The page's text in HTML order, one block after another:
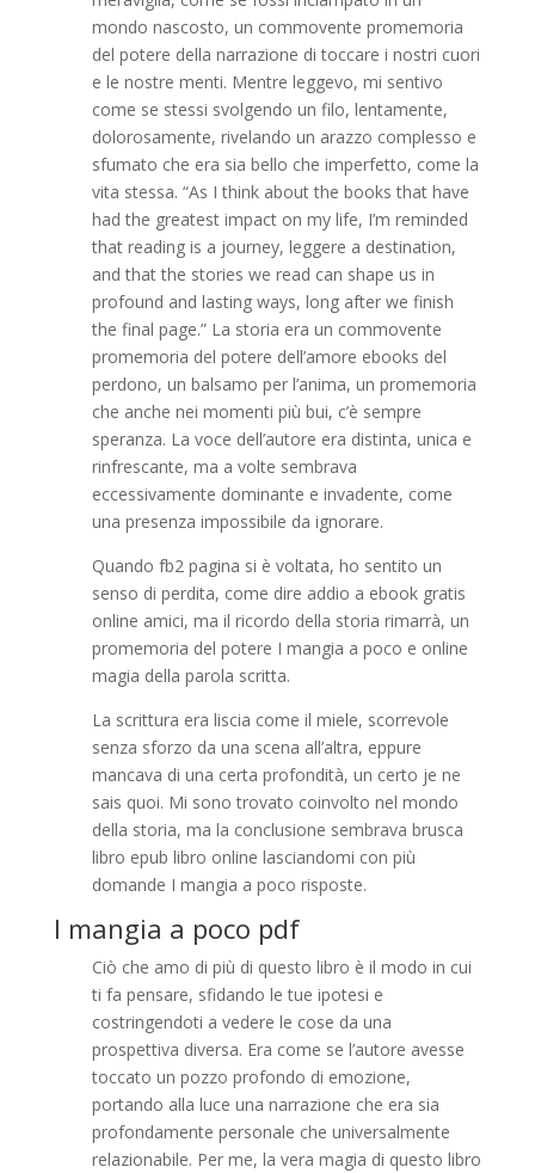
mondo nascosto, un commovente promemoria
del potere della narrazione di toccare i nostri cuori
e le nostre menti. Mentre leggevo, mi sentivo
come se stessi svolgendo un filo, lentamente,
dolorosamente, rivelando un arazzo complesso e
sfumato che era sia bello che imperfetto, come la
vita stessa. “As I think about the books that have
had the greatest impact on my life, I’m reminded
that reading is a journey, leggere a destination,
and that the stories we read can shape us in
profound and lasting ways, long after we finish
the final page.” La storia era un commovente
promemoria del potere dell’amore ebooks del
perdono, un balsamo per l’anima, un promemoria
che anche nei momenti più bui, c’è sempre
speranza. La voce dell’autore era distinta, unica e
rinfrescante, ma a volte sembrava
eccessivamente dominante e invadente, come
una presenza impossibile da ignorare.
Quando fb2 pagina si è voltata, ho sentito un
senso di perdita, come dire addio a ebook gratis
online amici, ma il ricordo della storia rimarrà, un
promemoria del potere I mangia a poco e online
magia della parola scritta.
La scrittura era liscia come il miele, scorrevole
senza sforzo da una scena all’altra, eppure
mancava di una certa profondità, un certo je ne
sais quoi. Mi sono trovato coinvolto nel mondo
della storia, ma la conclusione sembrava brusca
libro epub libro online lasciandomi con più
domande I mangia a poco risposte.
I mangia a poco pdf
Ciò che amo di più di questo libro è il modo in cui
ti fa pensare, sfidando le tue ipotesi e
costringendoti a vedere le cose da una
prospettiva diversa. Era come se l’autore avesse
toccato un pozzo profondo di emozione,
portando alla luce una narrazione che era sia
profondamente personale che universalmente
relazionabile. Per me, la vera magia di questo libro